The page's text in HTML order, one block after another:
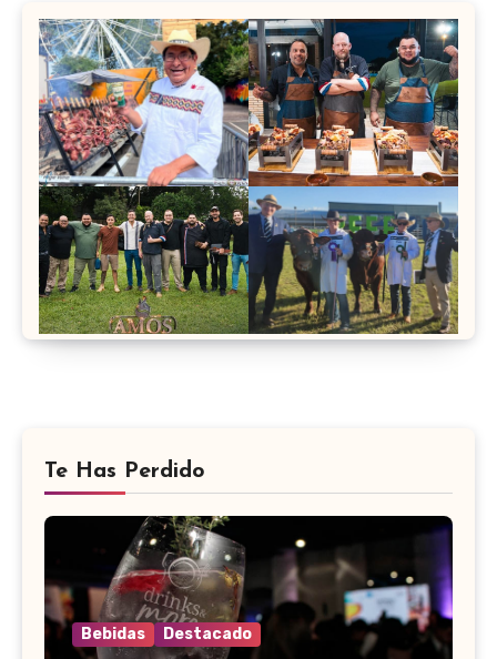
Te Has Perdido
Bebidas Destacado